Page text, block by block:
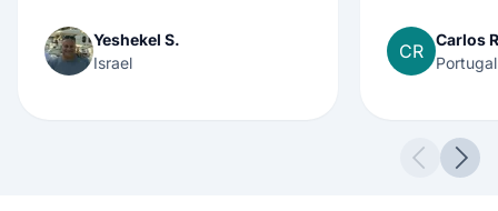
Yeshekel S.
Israel
CR
Carlos
Portugal